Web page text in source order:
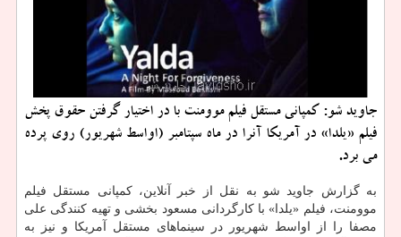
جاوید شو: كمپانی مستقل فیلم موومنت با در اختیار گرفتن حقوق پخش
فیلم «یلدا» در آمریكا آنرا در ماه سپتامبر (اواسط شهریور) روی پرده
می برد.
به گزارش جاوید شو به نقل از خبر آنلاین، کمپانی مستقل فیلم
موومنت، فیلم «یلدا» با کارگردانی مسعود بخشی و تهیه کنندگی علی
مصفا را از اواسط شهریور در سینماهای مستقل آمریکا و نیز به